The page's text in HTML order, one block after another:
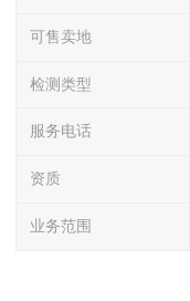
可售卖地
检测类型
服务电话
资质
业务范围